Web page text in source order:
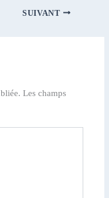
SUIVANT
Les champs